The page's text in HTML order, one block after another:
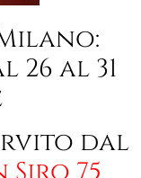
al 31
dal